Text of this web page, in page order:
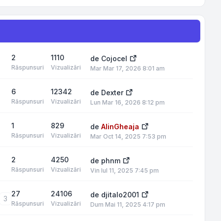
2
Răspunsuri
1110
Vizualizări
de Cojocel
Mar Mar 17, 2026 8:01 am
6
Răspunsuri
12342
Vizualizări
de Dexter
Lun Mar 16, 2026 8:12 pm
1
Răspunsuri
829
Vizualizări
de AlinGheaja
Mar Oct 14, 2025 7:53 pm
2
Răspunsuri
4250
Vizualizări
de phnm
Vin Iul 11, 2025 7:45 pm
3
27
Răspunsuri
24106
Vizualizări
de djitalo2001
Dum Mai 11, 2025 4:17 pm